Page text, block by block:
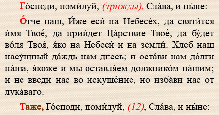
Го́споди, поми́луй,(трижды).Сла́ва, и ны́не:
О́тче наш, И́же еси́ на Небесе́х, да святи́тся
и́мя Твое́, да прии́дет Ца́рствие Твое́, да бу́дет
во́ля Твоя́, я́ко на Небеси́ и на земли́. Хлеб наш
насу́щный да́ждь нам днесь; и оста́ви нам до́лги
на́ша, я́коже и мы оставля́ем должнико́м на́шим;
и не введи́ нас во искуше́ние, но изба́ви нас от
лука́ваго.
Таже,Го́споди, поми́луй,(12), Сла́ва, и ны́не: